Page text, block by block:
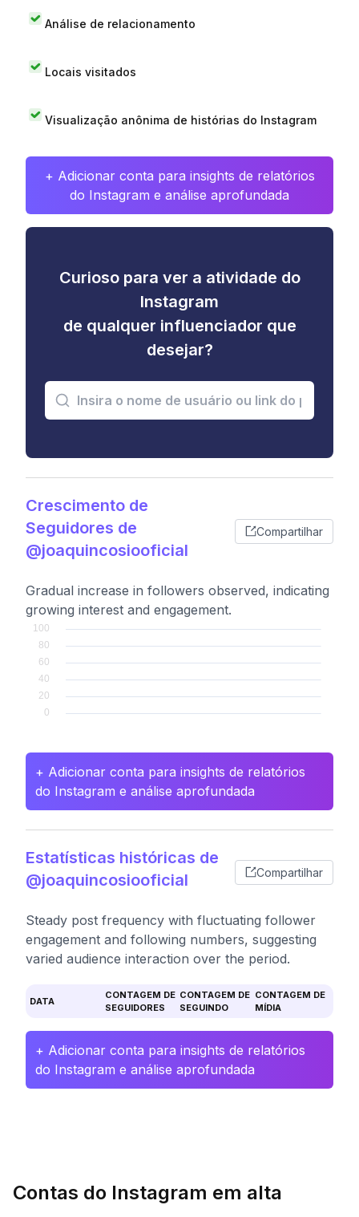
Análise de relacionamento
Locais visitados
Visualização anônima de histórias do Instagram
+ Adicionar conta para insights de relatórios
do Instagram e análise aprofundada
Curioso para ver a atividade do
Instagram
de qualquer influenciador que
desejar?
Crescimento de
Seguidores de
@joaquincosiooficial
Compartilhar
Gradual increase in followers observed, indicating
growing interest and engagement.
+ Adicionar conta para insights de relatórios
do Instagram e análise aprofundada
Estatísticas históricas de
@joaquincosiooficial
Compartilhar
Steady post frequency with fluctuating follower
engagement and following numbers, suggesting
varied audience interaction over the period.
DATA
CONTAGEM DE
SEGUIDORES
CONTAGEM DE
SEGUINDO
CONTAGEM DE
MÍDIA
+ Adicionar conta para insights de relatórios
do Instagram e análise aprofundada
Contas do Instagram em alta